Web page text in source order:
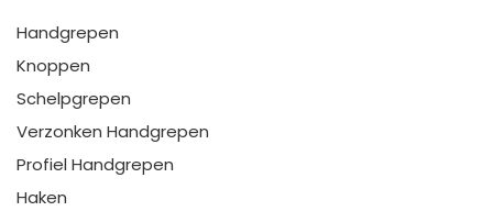
Handgrepen
Knoppen
Schelpgrepen
Verzonken Handgrepen
Profiel Handgrepen
Haken